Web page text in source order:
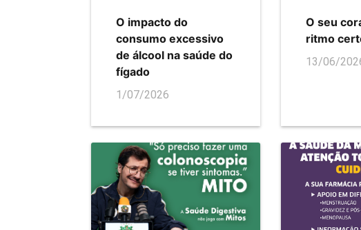
O impacto do
consumo excessivo
de álcool na saúde do
fígado
1/07/2026
O seu
ritmo
13/06/